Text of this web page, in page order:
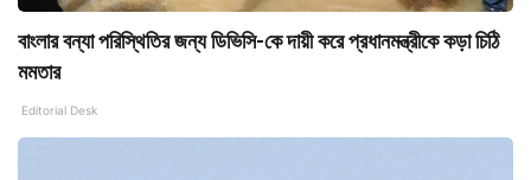
বাংলার বন্যা পরিস্থিতির জন্য ডিভিসি-কে দায়ী করে প্রধানমন্ত্রীকে কড়া চিঠি
মমতার
Editorial Desk